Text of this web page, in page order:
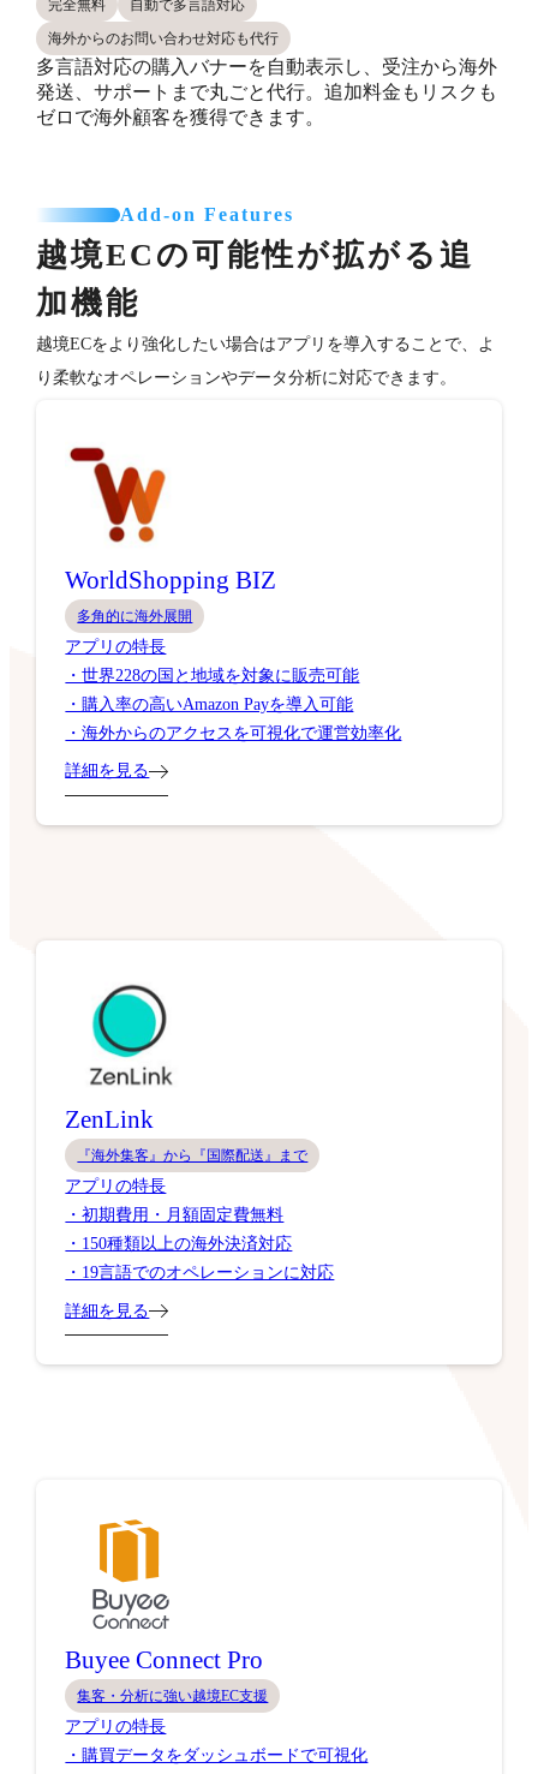
完全無料
自動で多言語対応
海外からのお問い合わせ対応も代行
多言語対応の購入バナーを自動表示し、受注から海外
発送、サポートまで丸ごと代行。追加料金もリスクも
ゼロで海外顧客を獲得できます。
Add-on Features
越境ECの可能性が拡がる追
加機能
越境ECをより強化したい場合はアプリを導入することで、よ
り柔軟なオペレーションやデータ分析に対応できます。
WorldShopping BIZ
多角的に海外展開
アプリの特長
・世界228の国と地域を対象に販売可能
・購入率の高いAmazon Payを導入可能
・海外からのアクセスを可視化で運営効率化
詳細を見る
ZenLink
『海外集客』から『国際配送』まで
アプリの特長
・初期費用・月額固定費無料
・150種類以上の海外決済対応
・19言語でのオペレーションに対応
詳細を見る
Buyee Connect Pro
集客・分析に強い越境EC支援
アプリの特長
・購買データをダッシュボードで可視化